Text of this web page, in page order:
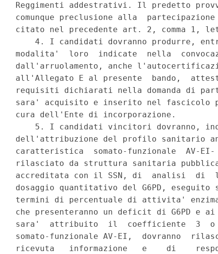
Reggimenti addestrativi. Il predetto
comunque preclusione alla
citato nel precedente art. 2, comma 1,
4. I candidati dovranno produrre,
modalita'  loro  indicate  nella
dall'arruolamento, anche
all'Allegato E al presente  bando,
requisiti dichiarati nella domanda di
sara' acquisito e inserito nel fascicolo
cura dell'Ente di incorporazione.
5. I candidati vincitori dovranno,
dell'attribuzione del profilo sanitario
caratteristica  somato-funzionale
rilasciato da struttura sanitaria
accreditata con il SSN, di  analisi  di
dosaggio quantitativo del G6PD,
termini di percentuale di attivita'
che presenteranno un deficit di G6PD
sara'  attribuito  il  coefficiente  3
somato-funzionale AV-EI,  dovranno
ricevuta   informazione   e    di